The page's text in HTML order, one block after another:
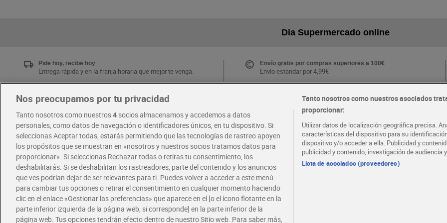
Dia Supermercado online
Pide hoy, recibe hoy
Entrega rápida y en la franja horaria que mejor te venga.
Envío gratis por compras superiores a 100€
Envío estandar por 4,99€
Disfruta las ventajas y ofertas exclusivas.
Descárgate la APP Dia
Folletos y Tiendas
cercana
RECETAS · COMER MEJOR CADA DIA · EMPLEO
Nos preocupamos por tu privacidad
Tanto nosotros como nuestros4socios almacenamos y accedemos a datos
personales, como datos de navegación o identificadores únicos, en tu dispositivo. Si
seleccionas Aceptar todas, estarás permitiendo que las tecnologías de rastreo apoyen
los propósitos que se muestran en «nosotros y nuestros socios tratamos datos para
proporcionar». Si seleccionas Rechazar todas o retiras tu consentimiento, los
deshabilitarás. Si se deshabilitan los rastreadores, parte del contenido y los anuncios
que ves podrían dejar de ser relevantes para ti. Puedes volver a acceder a este menú
para cambiar tus opciones o retirar el consentimiento en cualquier momento haciendo
clic en el enlace «Gestionar las preferencias» que aparece en el [o el ícono flotante en la
parte inferior izquierda de la página web, si corresponde] en la parte inferior de la
página web. Tus opciones tendrán efecto dentro de nuestro Sitio web. Para saber más,
Tanto nosotros como nuestros asociados
proporcionar:
Utilizar datos de localización geográfica precisa.
características del dispositivo para su
dispositivo y/o acceder a ella. Publicidad y
publicidad y contenido, investigación de audiencia
Lista de asociados (proveedores)